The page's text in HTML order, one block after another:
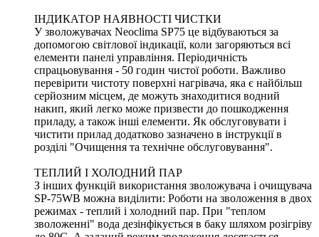
ІНДИКАТОР НАЯВНОСТІ ЧИСТКИ
У зволожувачах Neoclima SP75 це відбуваються за
допомогою світлової індикації, коли загоряються всі
елементи панелі управління. Періодичність
спрацьовування - 50 годин чистої роботи. Важливо
перевірити чистоту поверхні нагрівача, яка є найбільш
серйозним місцем, де можуть знаходитися водний
накип, який легко може призвести до пошкодження
приладу, а також інші елементи. Як обслуговувати і
чистити прилад додатково зазначено в інструкції в
розділі "Очищення та технічне обслуговування".
ТЕПЛИЙ І ХОЛОДНИЙ ПАР
З інших функцій використання зволожувача і очищувача
SP-75WB можна виділити: Роботи на зволоження в двох
режимах - теплий і холодний пар. При "теплом
зволоженні" вода дезінфікується в баку шляхом розігріву